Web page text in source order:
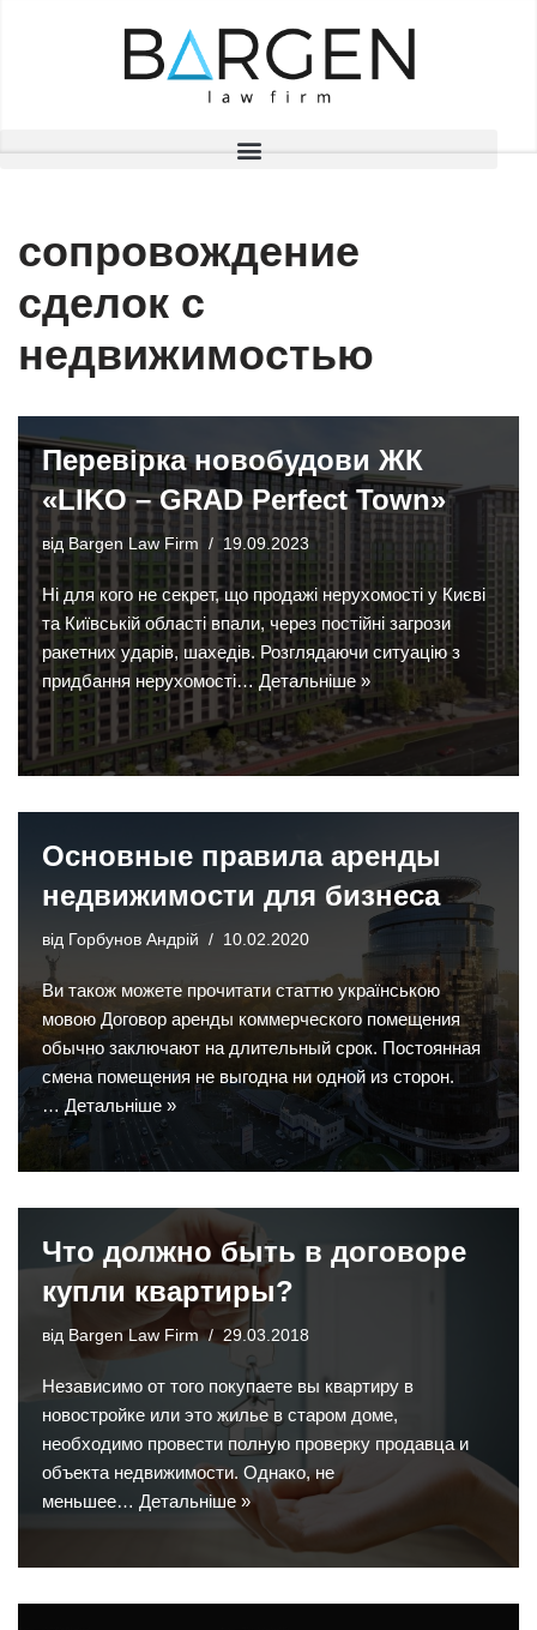
сопровождение
сделок с
недвижимостью
Перевірка новобудови ЖК
«LIKO – GRAD Perfect Town»
від Bargen Law Firm 19.09.2023
Ні для кого не секрет, що продажі нерухомості у Києві
та Київській області впали, через постійні загрози
ракетних ударів, шахедів. Розглядаючи ситуацію з
придбання нерухомості…Детальніше »
Основные правила аренды
недвижимости для бизнеса
від Горбунов Андрій 10.02.2020
Ви також можете прочитати статтю українською
мовою Договор аренды коммерческого помещения
обычно заключают на длительный срок. Постоянная
смена помещения не выгодна ни одной из сторон.
… Детальніше »
Что должно быть в договоре
купли квартиры?
від Bargen Law Firm 29.03.2018
Независимо от того покупаете вы квартиру в
новостройке или это жилье в старом доме,
необходимо провести полную проверку продавца и
объекта недвижимости. Однако, не
меньшее… Детальніше »